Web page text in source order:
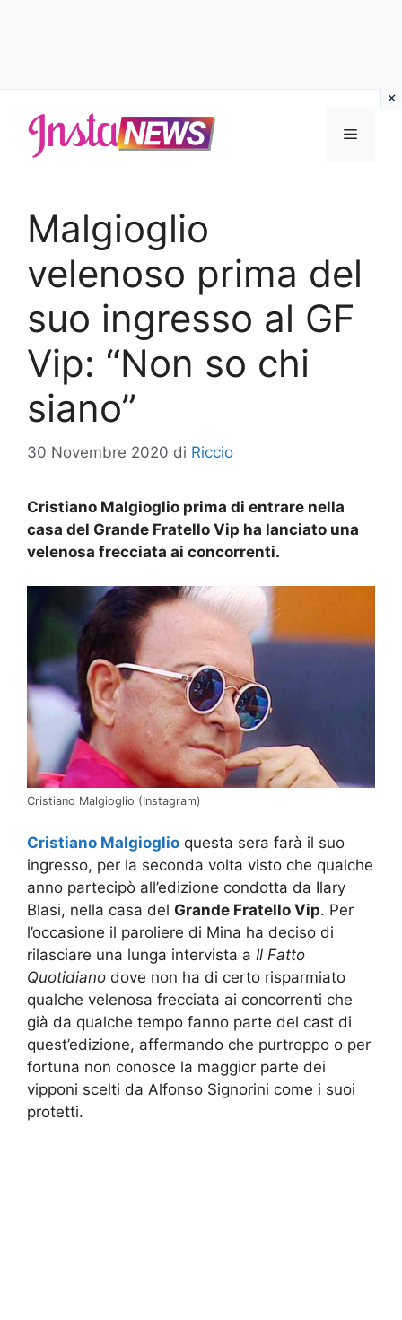
contenuto
Menu
Malgioglio
velenoso prima del
suo ingresso al GF
Vip: “Non so chi
siano”
30 Novembre 2020 di Riccio
Cristiano Malgioglio prima di entrare nella
casa del Grande Fratello Vip ha lanciato una
velenosa frecciata ai concorrenti.
Cristiano Malgioglio (Instagram)
Cristiano Malgioglio questa sera farà il suo
ingresso, per la seconda volta visto che qualche
anno partecipò all’edizione condotta da Ilary
Blasi, nella casa del Grande Fratello Vip. Per
l’occasione il paroliere di Mina ha deciso di
rilasciare una lunga intervista a Il Fatto
Quotidiano dove non ha di certo risparmiato
qualche velenosa frecciata ai concorrenti che
già da qualche tempo fanno parte del cast di
quest’edizione, affermando che purtroppo o per
fortuna non conosce la maggior parte dei
vipponi scelti da Alfonso Signorini come i suoi
protetti.